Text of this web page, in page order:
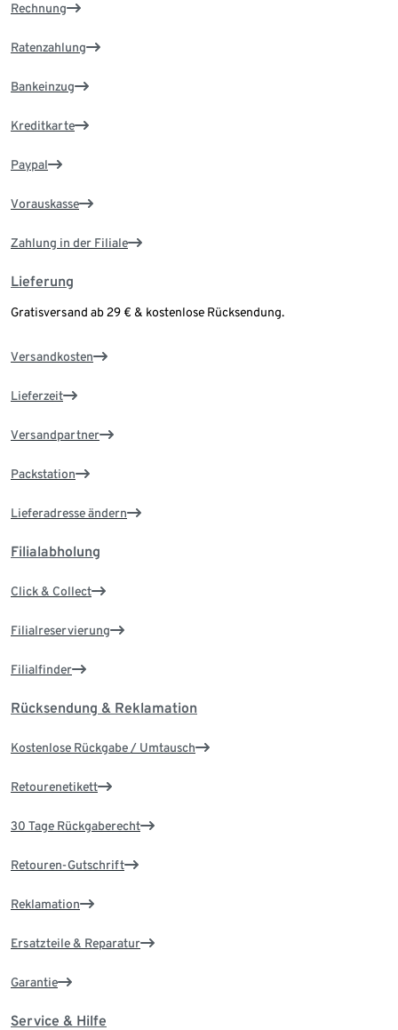
Rechnung
Ratenzahlung
Bankeinzug
Kreditkarte
Paypal
Vorauskasse
Zahlung in der Filiale
Lieferung
Gratisversand ab 29 € & kostenlose Rücksendung.
Versandkosten
Lieferzeit
Versandpartner
Packstation
Lieferadresse ändern
Filialabholung
Click & Collect
Filialreservierung
Filialfinder
Rücksendung & Reklamation
Kostenlose Rückgabe / Umtausch
Retourenetikett
30 Tage Rückgaberecht
Retouren-Gutschrift
Reklamation
Ersatzteile & Reparatur
Garantie
Service & Hilfe